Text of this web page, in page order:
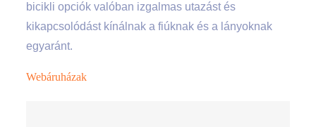
bicikli opciók valóban izgalmas utazást és
kikapcsolódást kínálnak a fiúknak és a lányoknak
egyaránt.
Webáruházak